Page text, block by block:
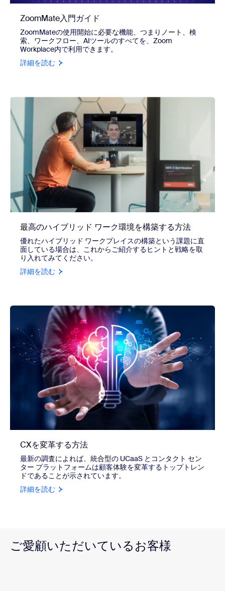
ZoomMate入門ガイド
ZoomMateの使用開始に必要な機能、つまりノート、検
索、ワークフロー、AIツールのすべてを、Zoom
Workplace内で利用できます。
詳細を読む
最高のハイブリッド ワーク環境を構築する方法
優れたハイブリッド ワークプレイスの構築という課題に直
面している場合は、これからご紹介するヒントと戦略を取
り入れてみてください。
詳細を読む
CXを変革する方法
最新の調査によれば、統合型の UCaaS とコンタクト セン
ター プラットフォームは顧客体験を変革するトップトレン
ドであることが示されています。
詳細を読む
ご愛顧いただいているお客様